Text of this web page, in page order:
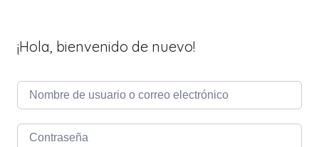
¡Hola, bienvenido de nuevo!